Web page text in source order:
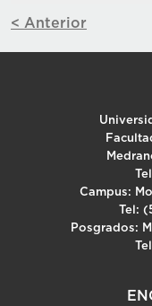
< Anterior
Campus:
Tel:
Posgrados: